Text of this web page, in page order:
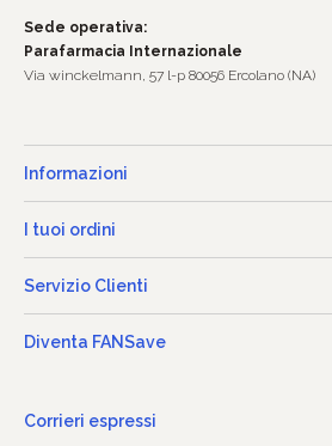
Sede operativa:
Parafarmacia Internazionale
Via winckelmann, 57 l-p 80056 Ercolano (NA)
Informazioni
I tuoi ordini
Servizio Clienti
Diventa FANSave
Corrieri espressi